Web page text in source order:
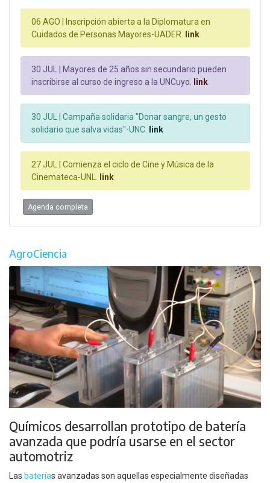
06 AGO |
Inscripción abierta a la Diplomatura en
Cuidados de Personas Mayores-UADER.
link
30 JUL |
Mayores de 25 años sin secundario pueden
inscribirse al curso de ingreso a la UNCuyo.
link
30 JUL |
Campaña solidaria "Donar sangre, un gesto
solidario que salva vidas"-UNC.
link
27 JUL |
Comienza el ciclo de Cine y Música de la
Cinemateca-UNL.
link
Agenda completa
AgroCiencia
Químicos desarrollan prototipo de batería
avanzada que podría usarse en el sector
automotriz
Las baterías avanzadas son aquellas especialmente diseñadas